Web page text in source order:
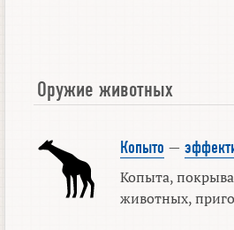
Оружие животных
Копыто —
Копыта,
животных,